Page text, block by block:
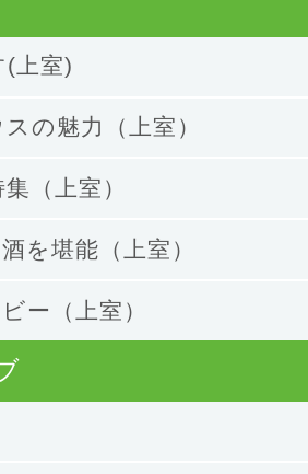
上室)
の魅力（上室）
（上室）
を堪能（上室）
ー（上室）